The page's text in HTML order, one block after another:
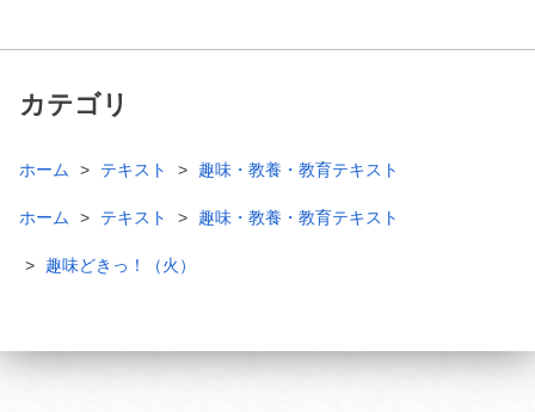
カテゴリ
ホーム テキスト 趣味・教養・教育テキスト
ホーム テキスト 趣味・教養・教育テキスト
趣味どきっ！（火）